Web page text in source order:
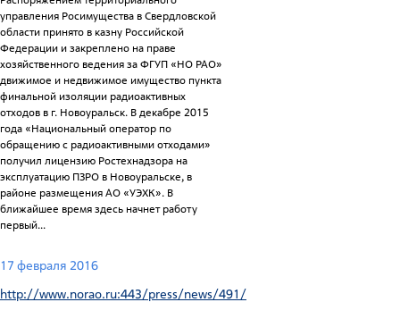
управления Росимущества в Свердловской
области принято в казну Российской
Федерации и закреплено на праве
хозяйственного ведения за ФГУП «НО РАО»
движимое и недвижимое имущество пункта
финальной изоляции радиоактивных
отходов в г. Новоуральск. В декабре 2015
года «Национальный оператор по
обращению с радиоактивными отходами»
получил лицензию Ростехнадзора на
эксплуатацию ПЗРО в Новоуральске, в
районе размещения АО «УЭХК». В
ближайшее время здесь начнет работу
первый...
17 февраля 2016
http://www.norao.ru:443/press/news/491/